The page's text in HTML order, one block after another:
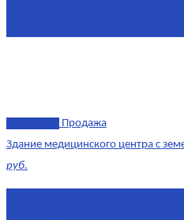
Продажа
Здание медицинского центра с
руб.